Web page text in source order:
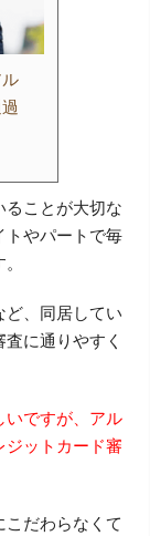
ることが大切な
トやパートで毎
、同居してい
に通りやすく
いですが、アル
ットカード審
だわらなくて